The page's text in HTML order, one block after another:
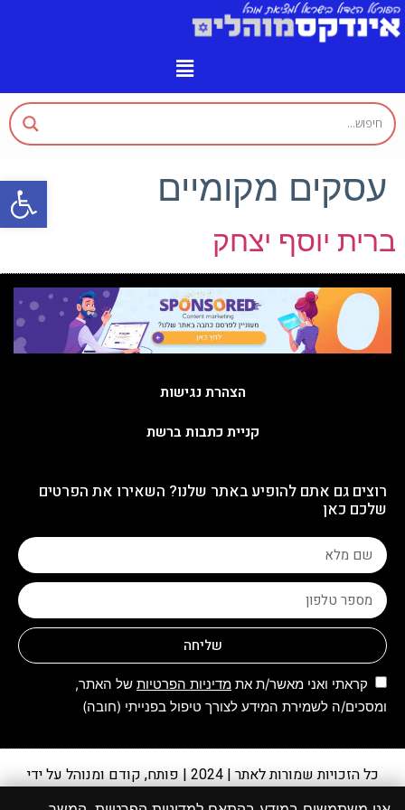
עסקים מקומיים
ברית יוסף יצחק
הצהרת נגישות
קניית כתבות ברשת
רוצים גם אתם להופיע באתר שלנו? השאירו את הפרטים
שלכם כאן
שליחה
קראתי ואני מאשר/ת את מדיניות הפרטיות של האתר,
ומסכים/ה לשמירת המידע לצורך טיפול בפנייתי (חובה)
כל הזכויות שמורות לאתר | 2024 | פותח, קודם ומנוהל על ידי
קבוצת מקומונט